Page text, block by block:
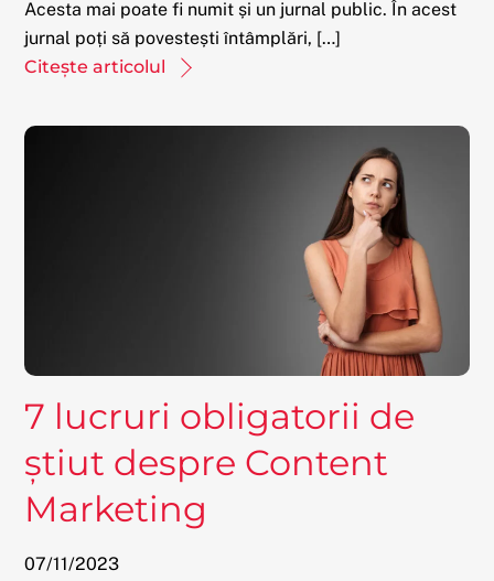
Acesta mai poate fi numit și un jurnal public. În acest
jurnal poți să povestești întâmplări, […]
Citește articolul
7 lucruri obligatorii de
știut despre Content
Marketing
07/11/2023